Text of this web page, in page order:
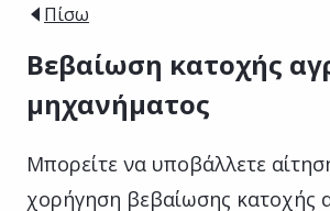
Πίσω
Βεβαίωση κατοχής
μηχανήματος
Μπορείτε να υποβάλλετε
χορήγηση βεβαίωσης κατοχής